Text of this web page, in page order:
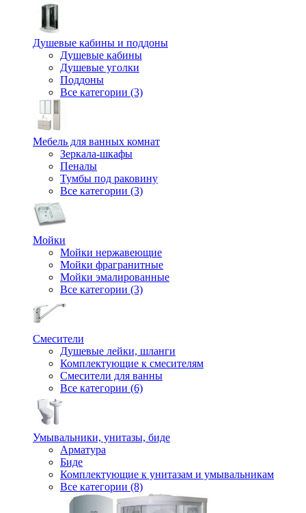
Душевые кабины и поддоны
Душевые кабины
Душевые уголки
Поддоны
Все категории (3)
Мебель для ванных комнат
Зеркала-шкафы
Пеналы
Тумбы под раковину
Все категории (3)
Мойки
Мойки нержавеющие
Мойки фрагранитные
Мойки эмалированные
Все категории (3)
Смесители
Душевые лейки, шланги
Комплектующие к смесителям
Смесители для ванны
Все категории (6)
Умывальники, унитазы, биде
Арматура
Биде
Комплектующие к унитазам и умывальникам
Все категории (8)